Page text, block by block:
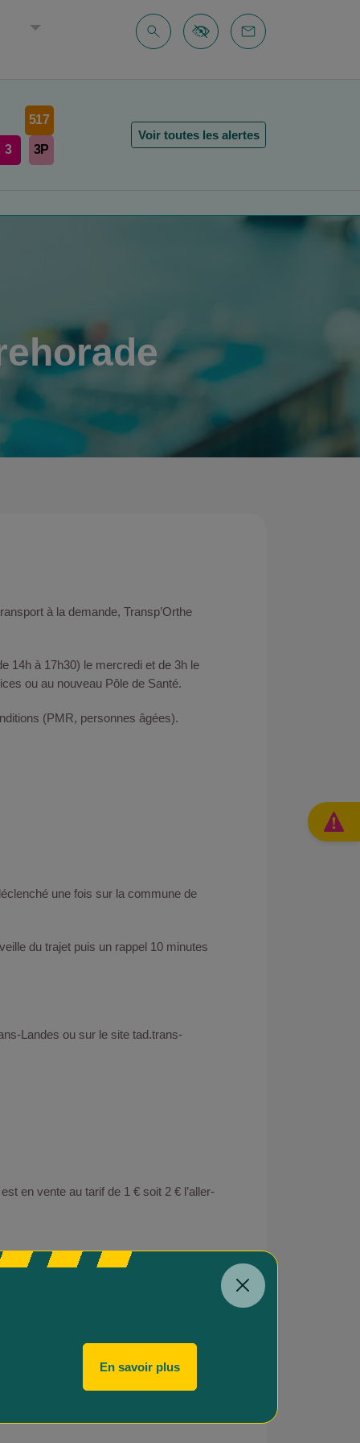
517
3 3P
Voir toutes les alertes
à la demande, Transp’Orthe
14h à 17h30) le mercredi et de 3h le
ou au nouveau Pôle de Santé.
(PMR, personnes âgées).
une fois sur la commune de
du trajet puis un rappel 10 minutes
Landes ou sur le site tad.trans-
en vente au tarif de 1 € soit 2 € l’aller-
pour les enfants de moins de 18 ans.
En savoir plus